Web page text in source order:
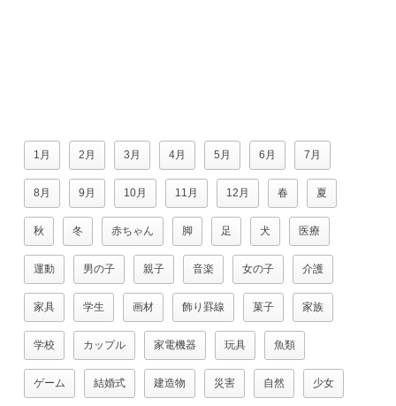
1月 2月 3月 4月 5月 6月 7月
8月 9月 10月 11月 12月 春 夏
秋 冬 赤ちゃん 脚 足 犬 医療
運動 男の子 親子 音楽 女の子 介護
家具 学生 画材 飾り罫線 菓子 家族
学校 カップル 家電機器 玩具 魚類
ゲーム 結婚式 建造物 災害 自然 少女